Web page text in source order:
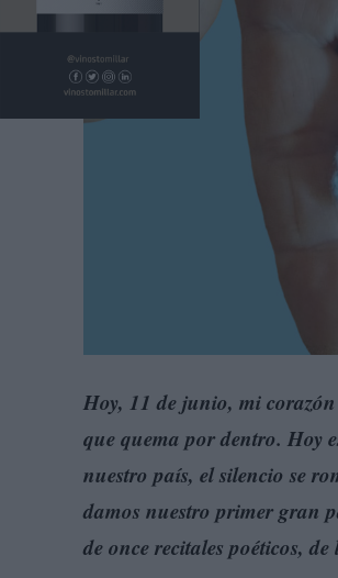
Hoy, 11 de junio, mi
que quema por dentro. Hoy
nuestro país, el silencio se
damos nuestro primer gran
de once recitales poéticos,